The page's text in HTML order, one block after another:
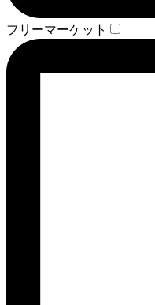
フリーマーケット